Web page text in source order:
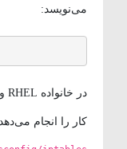
می‌نویسد:
در خانواده RHEL و CentOS بسته
کار را انجام